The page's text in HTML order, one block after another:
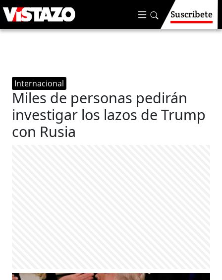
Suscríbete
Internacional
Miles de personas pedirán
investigar los lazos de Trump
con Rusia